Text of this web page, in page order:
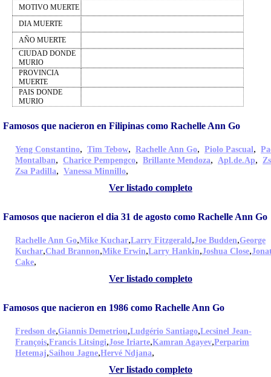
MOTIVO MUERTE
DIA MUERTE
AÑO MUERTE
CIUDAD DONDE
MURIO
PROVINCIA
MUERTE
PAIS DONDE
MURIO
Famosos que nacieron en Filipinas como Rachelle Ann Go
Yeng Constantino, Tim Tebow, Rachelle Ann Go, Piolo Pascual,
Montalban, Charice Pempengco, Brillante Mendoza, Apl.de.Ap,
Zsa Padilla, Vanessa Minnillo,
Ver listado completo
Famosos que nacieron el dia 31 de agosto como Rachelle Ann Go
Rachelle Ann Go,Mike Kuchar,Larry Fitzgerald,Joe Budden,George
Kuchar,Chad Brannon,Mike Erwin,Larry Hankin,Joshua Close,
Cake,
Ver listado completo
Famosos que nacieron en 1986 como Rachelle Ann Go
Fredson de,Giannis Demetriou,Ludgério Santiago,Lecsinel Jean-
François,Francis Litsingi,Jose Iriarte,Kamran Agayev,Perparim
Hetemaj,Saihou Jagne,Hervé Ndjana,
Ver listado completo